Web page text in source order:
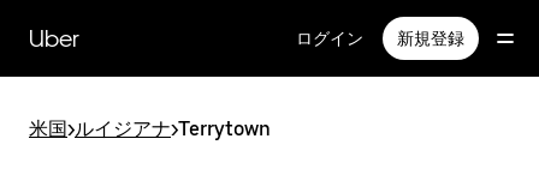
Uber ログイン 新規登録
米国>ルイジアナ>Terrytown